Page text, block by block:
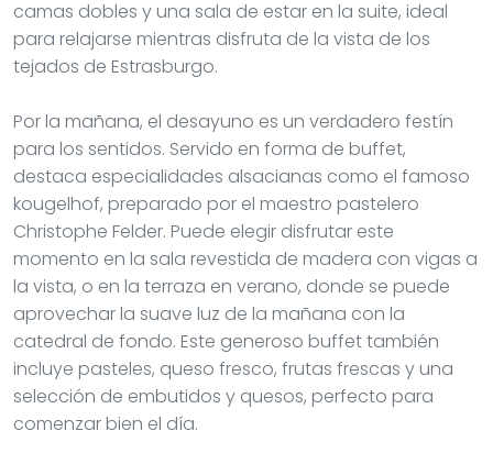
camas dobles y una sala de estar en la suite, ideal
para relajarse mientras disfruta de la vista de los
tejados de Estrasburgo.
Por la mañana, el desayuno es un verdadero festín
para los sentidos. Servido en forma de buffet,
destaca especialidades alsacianas como el famoso
kougelhof, preparado por el maestro pastelero
Christophe Felder. Puede elegir disfrutar este
momento en la sala revestida de madera con vigas a
la vista, o en la terraza en verano, donde se puede
aprovechar la suave luz de la mañana con la
catedral de fondo. Este generoso buffet también
incluye pasteles, queso fresco, frutas frescas y una
selección de embutidos y quesos, perfecto para
comenzar bien el día.